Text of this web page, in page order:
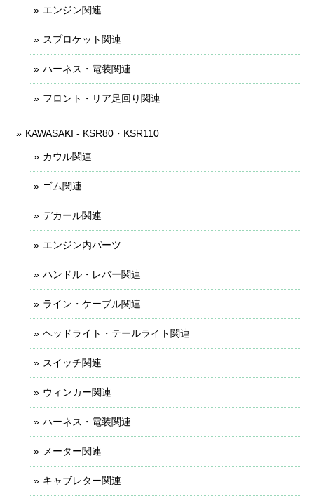
エンジン関連
スプロケット関連
ハーネス・電装関連
フロント・リア足回り関連
KAWASAKI - KSR80・KSR110
カウル関連
ゴム関連
デカール関連
エンジン内パーツ
ハンドル・レバー関連
ライン・ケーブル関連
ヘッドライト・テールライト関連
スイッチ関連
ウィンカー関連
ハーネス・電装関連
メーター関連
キャブレター関連